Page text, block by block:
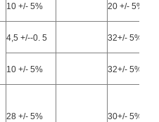
10 +/- 5% 20 +/- 5%
4,5 +/--0. 5 32+/- 5%
10 +/- 5% 32+/- 5%
28 +/- 5% 30+/- 5%